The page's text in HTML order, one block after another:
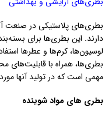
بطری‌های پلاستیکی در صنعت
دارند. این بطری‌ها برای
لوسیون‌ها، کرم‌ها و عطرها
بطری‌ها، همراه با قابلیت‌های
مهمی است که در تولید آنها
بطری های مواد شوینده